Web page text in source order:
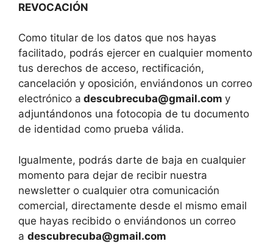
REVOCACIÓN
Como titular de los datos que nos hayas
facilitado, podrás ejercer en cualquier momento
tus derechos de acceso, rectificación,
cancelación y oposición, enviándonos un correo
electrónico a descubrecuba@gmail.com y
adjuntándonos una fotocopia de tu documento
de identidad como prueba válida.
Igualmente, podrás darte de baja en cualquier
momento para dejar de recibir nuestra
newsletter o cualquier otra comunicación
comercial, directamente desde el mismo email
que hayas recibido o enviándonos un correo
a descubrecuba@gmail.com